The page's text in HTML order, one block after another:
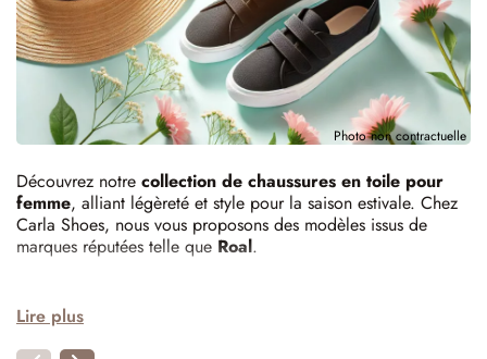
Découvrez notre collection de chaussures en toile pour
femme, alliant légèreté et style pour la saison estivale. Chez
Carla Shoes, nous vous proposons des modèles issus de
marques réputées telle que Roal.
Les tendances chaussures en toile
de l'été 2025
Lire plus
Photo non contractuelle